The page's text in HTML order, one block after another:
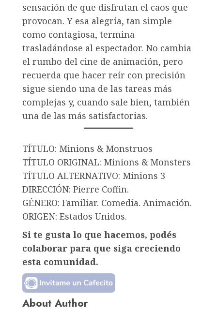
sensación de que disfrutan el caos que
provocan. Y esa alegría, tan simple
como contagiosa, termina
trasladándose al espectador. No cambia
el rumbo del cine de animación, pero
recuerda que hacer reír con precisión
sigue siendo una de las tareas más
complejas y, cuando sale bien, también
una de las más satisfactorias.
TÍTULO: Minions & Monstruos
TÍTULO ORIGINAL: Minions & Monsters
TÍTULO ALTERNATIVO: Minions 3
DIRECCIÓN: Pierre Coffin.
GÉNERO: Familiar. Comedia. Animación.
ORIGEN: Estados Unidos.
Si te gusta lo que hacemos, podés
colaborar para que siga creciendo
esta comunidad.
About Author